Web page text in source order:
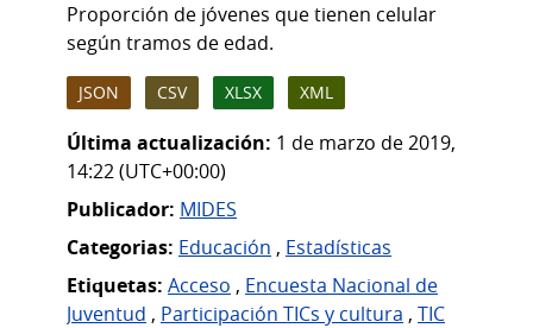
Proporción de jóvenes que tienen celular
según tramos de edad.
JSON CSV XLSX XML
Última actualización: 1 de marzo de 2019,
14:22 (UTC+00:00)
Publicador: MIDES
Categorias: Educación , Estadísticas
Etiquetas: Acceso , Encuesta Nacional de
Juventud , Participación TICs y cultura , TIC